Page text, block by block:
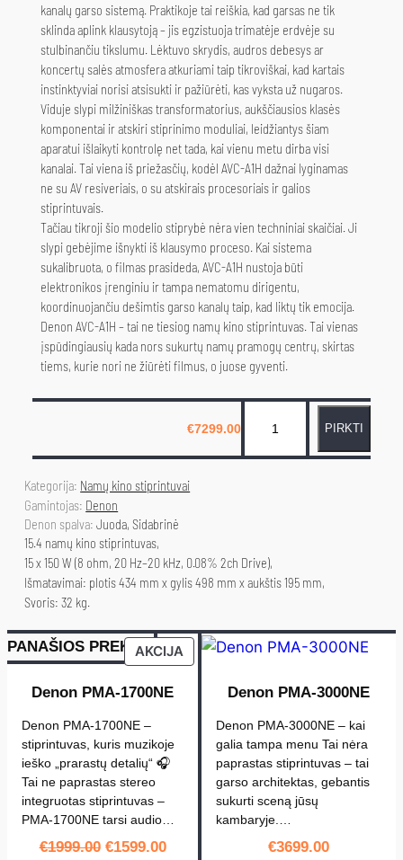
kanalų garso sistemą. Praktikoje tai reiškia, kad garsas ne tik
sklinda aplink klausytoją – jis egzistuoja trimatėje erdvėje su
stulbinančiu tikslumu. Lėktuvo skrydis, audros debesys ar
koncertų salės atmosfera atkuriami taip tikroviškai, kad kartais
instinktyviai norisi atsisukti ir pažiūrėti, kas vyksta už nugaros.
Viduje slypi milžiniškas transformatorius, aukščiausios klasės
komponentai ir atskiri stiprinimo moduliai, leidžiantys šiam
aparatui išlaikyti kontrolę net tada, kai vienu metu dirba visi
kanalai. Tai viena iš priežasčių, kodėl AVC-A1H dažnai lyginamas
ne su AV resiveriais, o su atskirais procesoriais ir galios
stiprintuvais.
Tačiau tikroji šio modelio stiprybė nėra vien techniniai skaičiai. Ji
slypi gebėjime išnykti iš klausymo proceso. Kai sistema
sukalibruota, o filmas prasideda, AVC-A1H nustoja būti
elektronikos įrenginiu ir tampa nematomu dirigentu,
koordinuojančiu dešimtis garso kanalų taip, kad liktų tik emocija.
Denon AVC-A1H – tai ne tiesiog namų kino stiprintuvas. Tai vienas
įspūdingiausių kada nors sukurtų namų pramogų centrų, skirtas
tiems, kurie nori ne žiūrėti filmus, o juose gyventi.
€7299.00r
o
e
i
:
D
e
n
PIRKTI
Kategorija: Namų kino stiprintuvai
Gamintojas: Denon
15.4 namų kino stiprintuvas,
15 x 150 W (8 ohm, 20 Hz–20 kHz, 0.08% 2ch Drive),
Išmatavimai: plotis 434 mm x gylis 498 mm x aukštis 195 mm,
Svoris: 32 kg.
Denon spalva Juoda, Sidabrinė
PANAŠIOS PREKĖSAKCIJAPRODUCT
ON
Denon PMA-1700NE
Denon PMA-1700NE –
stiprintuvas, kuris muzikoje
ieško „prarastų detalių“ 🎧
Tai ne paprastas stereo
integruotas stiprintuvas –
PMA-1700NE tarsi audio…
€1999.00 Original
€1599.00Current
Denon PMA-3000NE
Denon PMA-3000NE – kai
galia tampa menu Tai nėra
paprastas stiprintuvas – tai
garso architektas, gebantis
sukurti sceną jūsų
kambaryje.…
€3699.00